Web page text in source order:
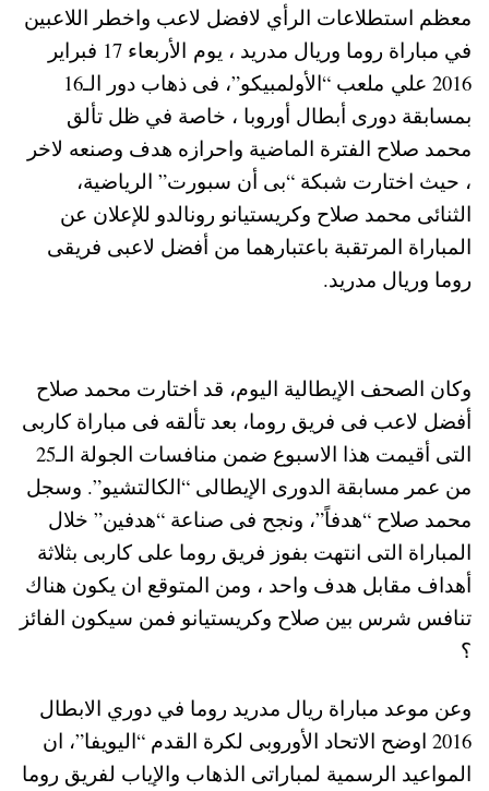
معظم استطلاعات الرأي لافضل لاعب واخطر اللاعبين
في مباراة روما وريال مدريد ، يوم الأربعاء 17 فبراير
2016 علي ملعب “الأولمبيكو”، فى ذهاب دور الـ16
بمسابقة دورى أبطال أوروبا ، خاصة في ظل تألق
محمد صلاح الفترة الماضية واحرازه هدف وصنعه لاخر
، حيث اختارت شبكة “بى أن سبورت” الرياضية،
الثنائى محمد صلاح وكريستيانو رونالدو للإعلان عن
المباراة المرتقبة باعتبارهما من أفضل لاعبى فريقى
روما وريال مدريد.
وكان الصحف الإيطالية اليوم، قد اختارت محمد صلاح
أفضل لاعب فى فريق روما، بعد تألقه فى مباراة كاربى
التى أقيمت هذا الاسبوع ضمن منافسات الجولة الـ25
من عمر مسابقة الدورى الإيطالى “الكالتشيو”. وسجل
محمد صلاح “هدفاً”، ونجح فى صناعة “هدفين” خلال
المباراة التى انتهت بفوز فريق روما على كاربى بثلاثة
أهداف مقابل هدف واحد ، ومن المتوقع ان يكون هناك
تنافس شرس بين صلاح وكريستيانو فمن سيكون الفائز
؟
وعن موعد مباراة ريال مدريد روما في دوري الابطال
2016 اوضح الاتحاد الأوروبى لكرة القدم “اليويفا”، ان
المواعيد الرسمية لمباراتى الذهاب والإياب لفريق روما